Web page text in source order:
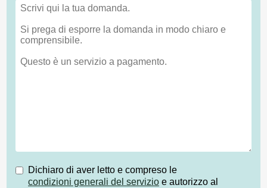
Dichiaro di aver letto e compreso le
condizioni generali del servizio e autorizzo al